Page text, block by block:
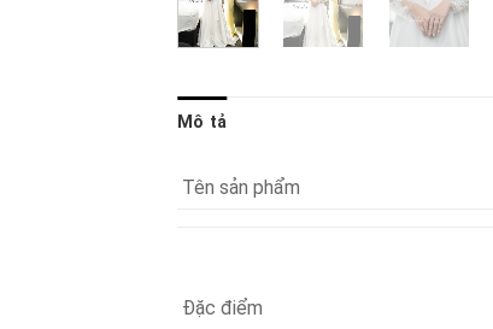
Mô tả
Tên sản phẩm
Đặc điểm